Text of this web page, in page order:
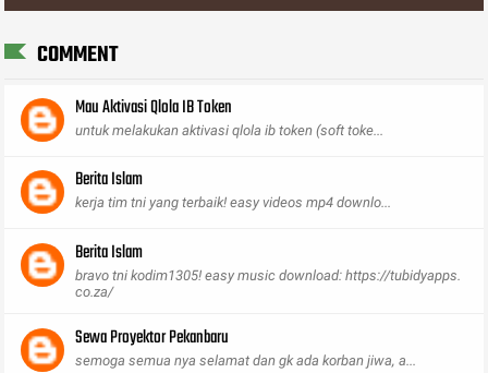
COMMENT
Mau Aktivasi Qlola IB Token
untuk melakukan aktivasi qlola ib token (soft toke...
Berita Islam
kerja tim tni yang terbaik! easy videos mp4 downlo...
Berita Islam
bravo tni kodim1305! easy music download: https://tubidyapps.
co.za/
Sewa Proyektor Pekanbaru
semoga semua nya selamat dan gk ada korban jiwa, a...